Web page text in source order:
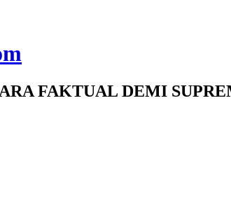
FAKTUAL DEMI